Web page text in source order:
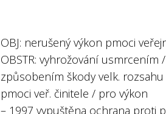
OBJ: nerušený výkon pmoci
OBSTR: vyhrožování
způsobením škody velk.
pmoci veř. činitele / pro výkon
– 1997 vypuštěna ochrana proti